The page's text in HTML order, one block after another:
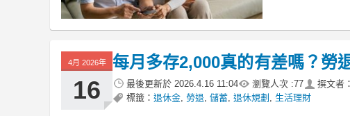
4月 2026年
16
每月多存2,000真的有差嗎？勞
最後更新於 2026.4.16 11:04 瀏覽人次 :77 撰文者：
標籤： 退休金 勞退 儲蓄 退休規劃 生活理財